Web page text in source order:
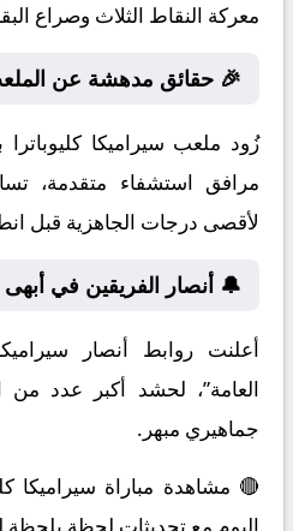
معركة النقاط الثلاث وصراع
🎉 حقائق مدهشة عن
زُود ملعب سيراميكا
مرافق استشفاء متقدمة،
لأقصى درجات الجاهزية قبل
🔔 أنصار الفريقين في
أعلنت روابط أنصار سيراميكا
العامة”، لحشد أكبر عدد
جماهيري مبهر.
🔴 مشاهدة مباراة سيراميكا